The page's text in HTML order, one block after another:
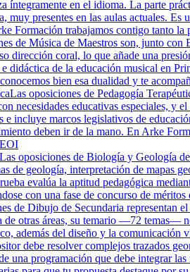
íntegramente en el idioma. La parte
muy presentes en las aulas actuales.
Formación trabajamos contigo tanto la
de Música de Maestros son, junto
dirección coral, lo que añade una
didáctica de la educación musical en
bien esa dualidad y te
Las oposiciones de Pedagogía
necesidades educativas especiales, y
e incluye marcos legislativos de
deben ir de la mano. En Arke
Las oposiciones de Biología y Geología
de geología, interpretación de mapas
evalúa la aptitud pedagógica
con una fase de concurso de
de Dibujo de Secundaria representan
de otras áreas, su temario —72 temas—
además del diseño y la comunicación
debe resolver complejos trazados
una programación que debe integrar